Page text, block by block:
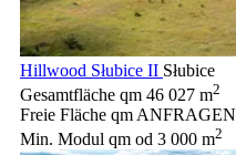
Hillwood Słubice II Słubice
Gesamtfläche qm 46 027 m2
Freie Fläche qm ANFRAGEN
Min. Modul qm od 3 000 m2